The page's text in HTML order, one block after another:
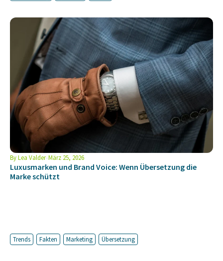
ByLea Valder März 25, 2026
Luxusmarken und Brand Voice: Wenn Übersetzung die
Marke schützt
Trends Fakten Marketing Übersetzung